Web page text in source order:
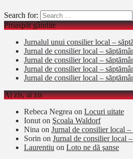
Search for:
Proaspăt gândite
Jurnalul unui consilier local –
Jurnal de consilier local –
Jurnal de consilier local –
Jurnal de consilier local –
Jurnal de consilier local –
Ai zis, ai zis
Rebeca Negrea on Locuri uitate
Ionut on Şcoala Waldorf
Nina on Jurnal de consilier local –
Sorin on Jurnal de consilier local
Laurentiu on Loto ne dă şanse